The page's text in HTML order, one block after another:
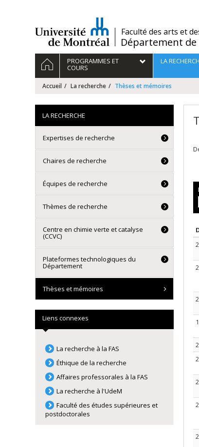
/Faculté des arts et
Département de
Navigation
principale
ACCUEILPROGRAMMES ET
COURS
LA
Accueil La recherche Thèses et mémoires
LA RECHERCHE
Expertises de recherche
Chaires de recherche
Équipes de recherche
Thèmes de recherche
Centre en chimie verte et catalyse
(CCVC)
Plateformes technologiques du
Département
Thèses et mémoires
Liens connexes
La recherche à la FAS
Éthique de la recherche
Affaires professorales à la FAS
La recherche à l'UdeM
Faculté des études supérieures et
postdoctorales